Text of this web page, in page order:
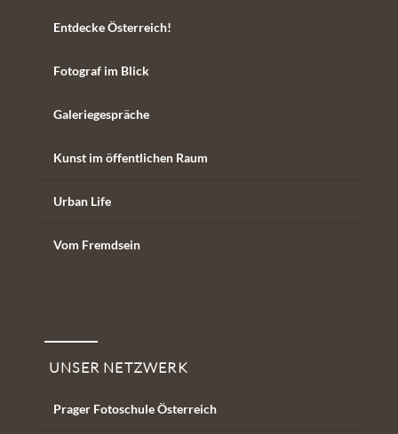
Entdecke Österreich!
Fotograf im Blick
Galeriegespräche
Kunst im öffentlichen Raum
Urban Life
Vom Fremdsein
Unser Netzwerk
UNSER NETZWERK
Prager Fotoschule Österreich